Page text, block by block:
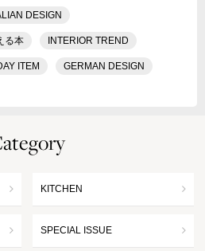
DESIGN
る本 INTERIOR TREND
ITEM GERMAN DESIGN
KITCHEN
SPECIAL ISSUE